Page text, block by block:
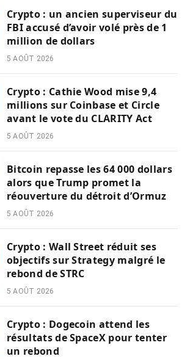
Crypto : un ancien superviseur du
FBI accusé d’avoir volé près de 1
million de dollars
5 AOÛT 2026
Crypto : Cathie Wood mise 9,4
millions sur Coinbase et Circle
avant le vote du CLARITY Act
5 AOÛT 2026
Bitcoin repasse les 64 000 dollars
alors que Trump promet la
réouverture du détroit d’Ormuz
5 AOÛT 2026
Crypto : Wall Street réduit ses
objectifs sur Strategy malgré le
rebond de STRC
5 AOÛT 2026
Crypto : Dogecoin attend les
résultats de SpaceX pour tenter
un rebond